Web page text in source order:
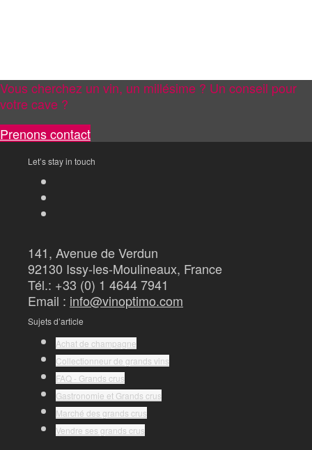
Vous cherchez un vin, un millésime ? Un conseil pour
votre cave ?
Prenons contact
Let’s stay in touch
141, Avenue de Verdun
92130 Issy-les-Moulineaux, France
Tél.: +33 (0) 1 4644 7941
Email : info@vinoptimo.com
Sujets d’article
Achat de champagne
Collectionneur de grands vins
FAQ - Grands crus
Gastronomie et Grands crus
Marché des grands crus
Vendre ses grands crus